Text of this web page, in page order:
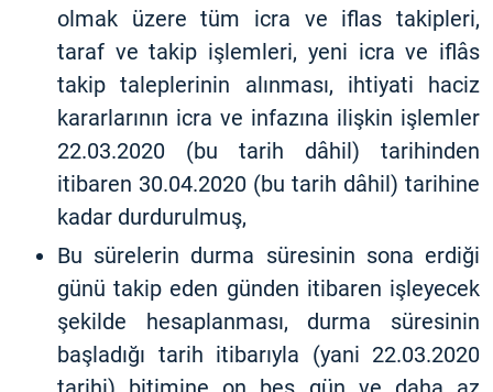
olmak üzere tüm icra ve iflas takipleri,
taraf ve takip işlemleri, yeni icra ve iflâs
takip taleplerinin alınması, ihtiyati haciz
kararlarının icra ve infazına ilişkin işlemler
22.03.2020 (bu tarih dâhil) tarihinden
itibaren 30.04.2020 (bu tarih dâhil) tarihine
kadar durdurulmuş,
Bu sürelerin durma süresinin sona erdiği
günü takip eden günden itibaren işleyecek
şekilde hesaplanması, durma süresinin
başladığı tarih itibarıyla (yani 22.03.2020